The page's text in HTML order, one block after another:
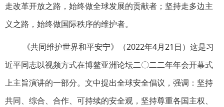
走改革开放之路，始终做全球发展的贡献者；坚持走多边主
义之路，始终做国际秩序的维护者。
《共同维护世界和平安宁》（2022年4月21日）这是习
近平同志以视频方式在博鳌亚洲论坛二〇二二年年会开幕式
上主旨演讲的一部分。文中提出全球安全倡议，强调：坚持
共同、综合、合作、可持续的安全观，坚持尊重各国主权、